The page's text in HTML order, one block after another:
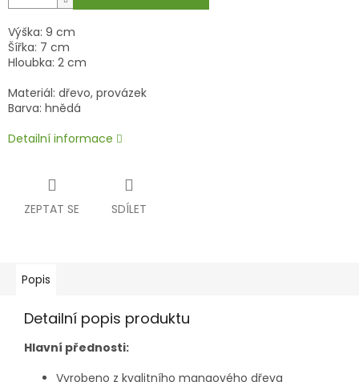
Výška: 9 cm
Šířka: 7 cm
Hloubka: 2 cm
Materiál: dřevo, provázek
Barva: hnědá
Detailní informace
ZEPTAT SE SDÍLET
Popis
Detailní popis produktu
Hlavní přednosti:
Vyrobeno z kvalitního mangového dřeva